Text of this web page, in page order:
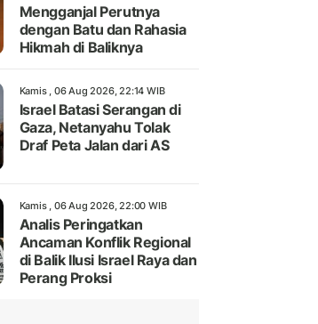
Mengganjal Perutnya
dengan Batu dan Rahasia
Hikmah di Baliknya
Kamis , 06 Aug 2026, 22:14 WIB
Israel Batasi Serangan di
Gaza, Netanyahu Tolak
Draf Peta Jalan dari AS
Kamis , 06 Aug 2026, 22:00 WIB
Analis Peringatkan
Ancaman Konflik Regional
di Balik Ilusi Israel Raya dan
Perang Proksi